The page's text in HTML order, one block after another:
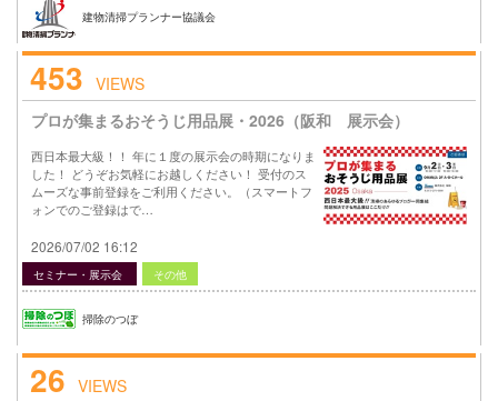
建物清掃プランナー協議会
453 VIEWS
プロが集まるおそうじ用品展・2026（阪和 展示会）
西日本最大級！！ 年に１度の展示会の時期になりま
した！ どうぞお気軽にお越しください！ 受付のス
ムーズな事前登録をご利用ください。（スマートフ
ォンでのご登録はで…
2026/07/02 16:12
セミナー・展示会 その他
掃除のつぼ
26 VIEWS